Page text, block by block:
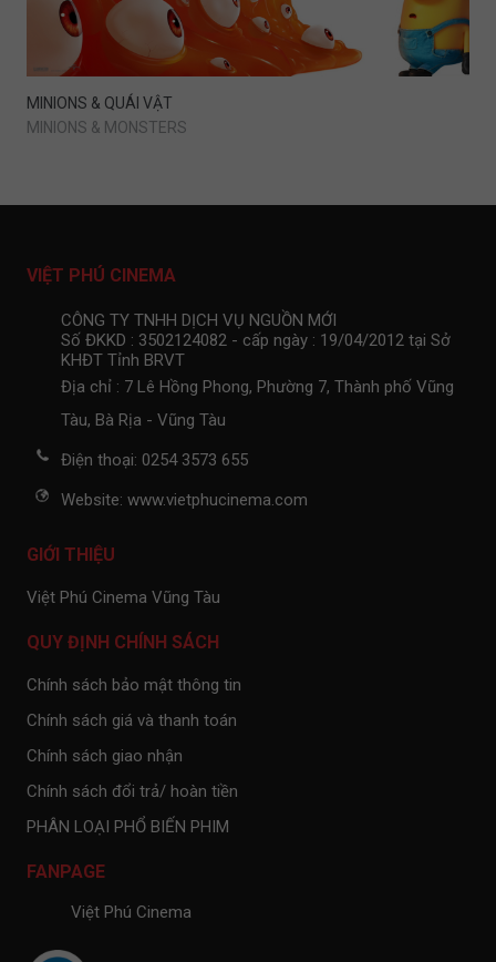
MINIONS & QUÁI VẬT
MINIONS & MONSTERS
VIỆT PHÚ CINEMA
CÔNG TY TNHH DỊCH VỤ NGUỒN MỚI
Số ĐKKD : 3502124082 - cấp ngày : 19/04/2012 tại Sở
KHĐT Tỉnh BRVT
Địa chỉ : 7 Lê Hồng Phong, Phường 7, Thành phố Vũng
Tàu, Bà Rịa - Vũng Tàu
Điện thoại: 0254 3573 655
Website: www.vietphucinema.com
GIỚI THIỆU
Việt Phú Cinema Vũng Tàu
QUY ĐỊNH CHÍNH SÁCH
Chính sách bảo mật thông tin
Chính sách giá và thanh toán
Chính sách giao nhận
Chính sách đổi trả/ hoàn tiền
PHÂN LOẠI PHỔ BIẾN PHIM
FANPAGE
Việt Phú Cinema